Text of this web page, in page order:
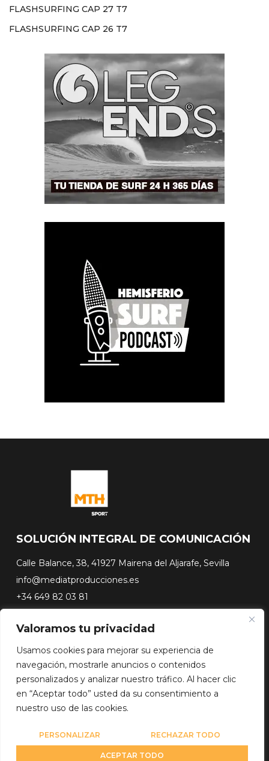
Valoramos tu privacidad
Usamos cookies para mejorar su experiencia de
navegación, mostrarle anuncios o contenidos
personalizados y analizar nuestro tráfico. Al hacer clic
en “Aceptar todo” usted da su consentimiento a
nuestro uso de las cookies.
PERSONALIZAR RECHAZAR TODO
ACEPTAR TODO
FLASHSURFING CAP 27 T7
FLASHSURFING CAP 26 T7
SOLUCIÓN INTEGRAL DE COMUNICACIÓN
Calle Balance, 38, 41927 Mairena del Aljarafe, Sevilla
info@mediatproducciones.es
+34 649 82 03 81
#FLASHSURFING
#CONEXIONSURFING
A CONTRA PICO
DOCUSERIES
Diseño web porWebmasterPRO